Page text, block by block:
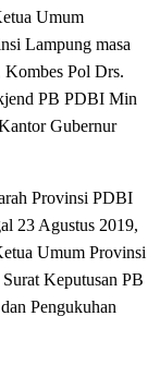
Umum
Lampung masa
Pol Drs.
PB PDBI Min
Gubernur
Provinsi PDBI
23 Agustus 2019,
Umum Provinsi
Keputusan PB
Pengukuhan